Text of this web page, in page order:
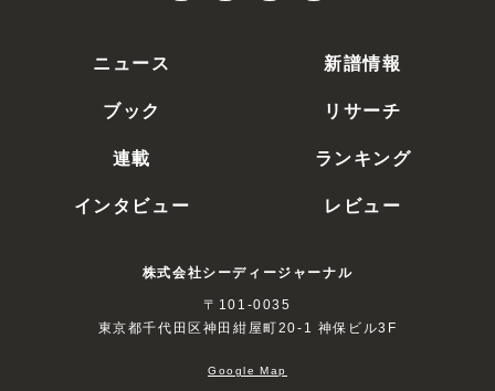
ニュース
新譜情報
ブック
リサーチ
連載
ランキング
インタビュー
レビュー
株式会社シーディージャーナル
〒101-0035
東京都千代田区神田紺屋町20-1 神保ビル3F
Google Map